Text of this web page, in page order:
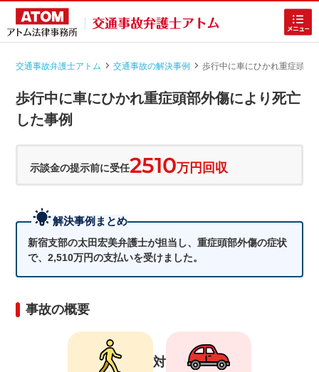
ホームに戻る
交通事故でお困りの方
慰謝料増額の無料相談
入院・重症の交通事故の無料相談
アトムについて 知りたい方
交通事故弁護士アトム |交通事故の解決事例 |歩行中に車にひかれ重症頭部
歩行中に車にひかれ重症頭部外傷により死亡
した事例
示談金の提示前に受任2510万円回収
解決事例まとめ
新宿支部の太田宏美弁護士が担当し、重症頭部外傷の症状
で、2,510万円の支払いを受けました。
事故の概要
対